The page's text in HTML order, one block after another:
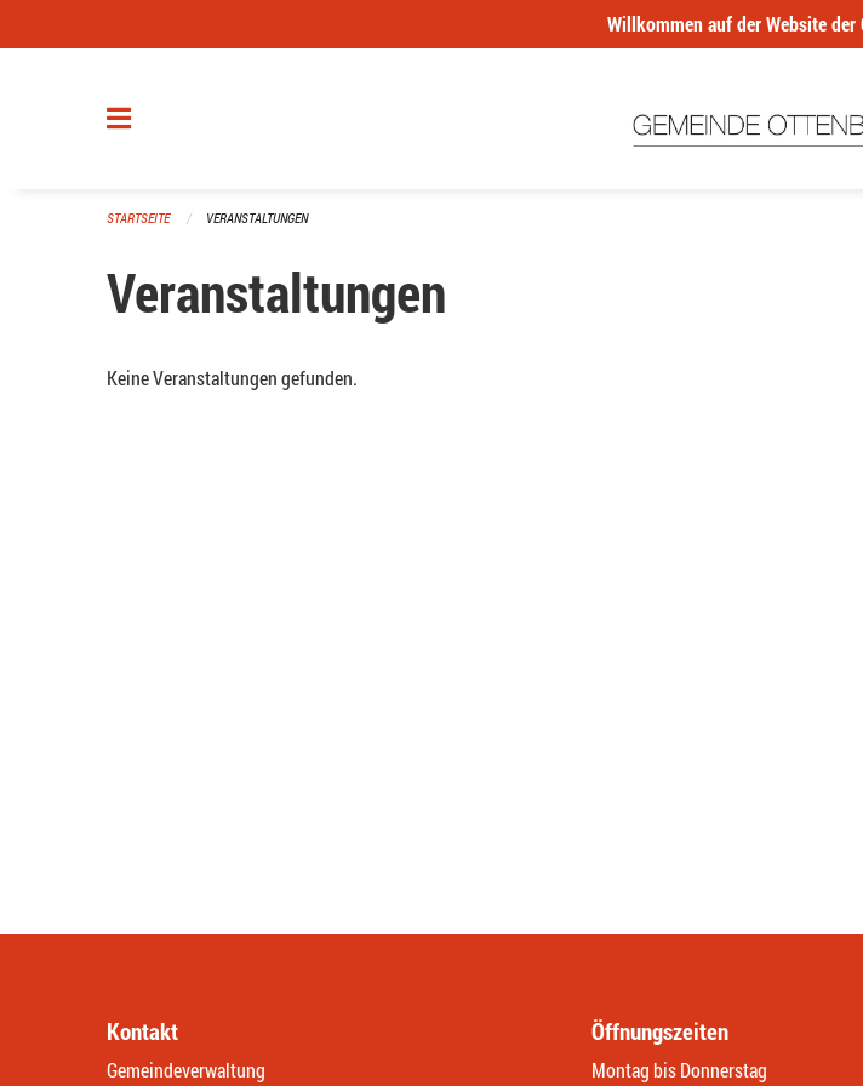
Willkommen auf der Website der
STARTSEITE VERANSTALTUNGEN
Veranstaltungen
Keine Veranstaltungen gefunden.
Kontakt
Gemeindeverwaltung
Öffnungszeiten
Montag bis Donnerstag